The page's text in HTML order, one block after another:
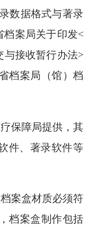
数据格式与著录
案局关于印发<
与接收暂行办法>
档案局（馆）档
保障局提供，其
件、著录软件等
案盒材质必须符
档案盒制作包括